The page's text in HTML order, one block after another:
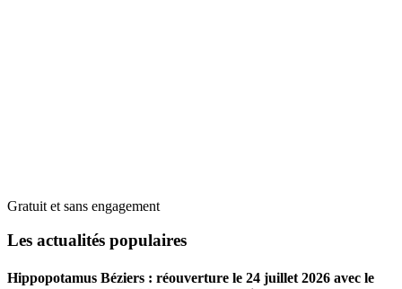
Gratuit et sans engagement
Les actualités populaires
Hippopotamus Béziers : réouverture le 24 juillet 2026 avec le